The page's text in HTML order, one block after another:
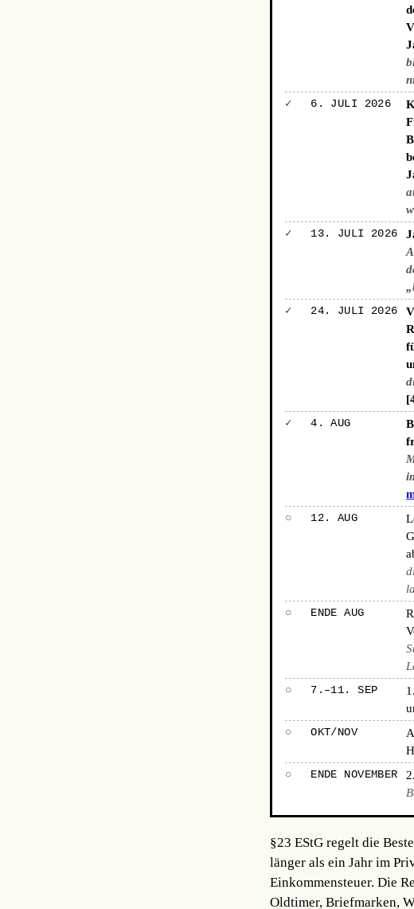
✓ 6. JULI 2026
✓ 13. JULI 2026
✓ 24. JULI 2026
✓ 4. AUG
○ 12. AUG
○ ENDE AUG
○ 7.–11. SEP
○ OKT/NOV
○ ENDE NOVEMBER
§23 EStG regelt die
länger als ein Jahr im
Einkommensteuer. Die
Oldtimer, Briefmarken,